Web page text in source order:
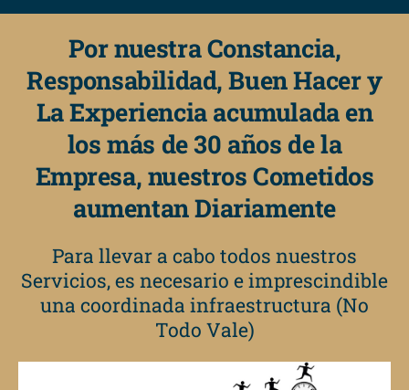
Por nuestra Constancia,
Responsabilidad, Buen Hacer y
La Experiencia acumulada en
los más de 30 años de la
Empresa, nuestros Cometidos
aumentan Diariamente
Para llevar a cabo todos nuestros
Servicios, es necesario e imprescindible
una coordinada infraestructura (No
Todo Vale)